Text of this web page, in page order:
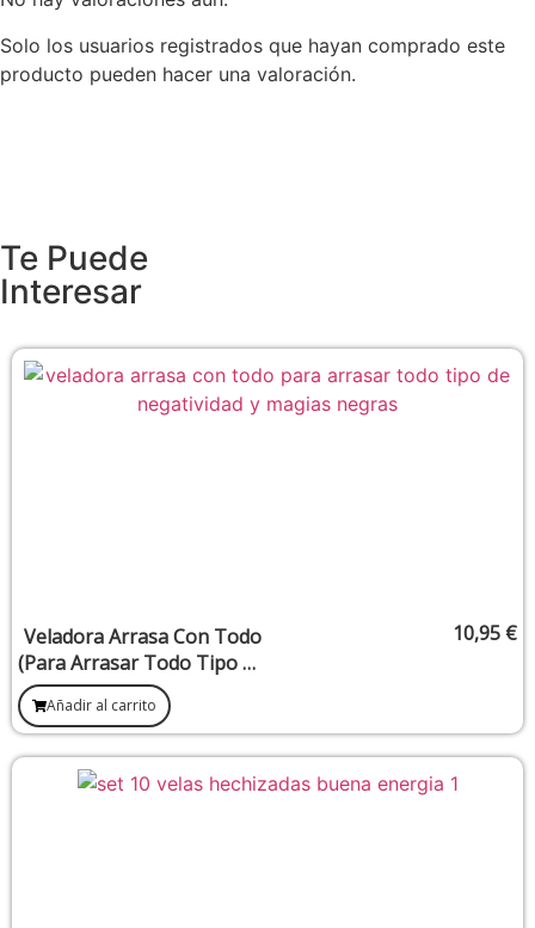
Solo los usuarios registrados que hayan comprado este
producto pueden hacer una valoración.
Te Puede
Interesar
Veladora Arrasa Con Todo
(Para Arrasar Todo Tipo De
Negatividad Y Magias
Negras)
10,95 €
Añadir al carrito